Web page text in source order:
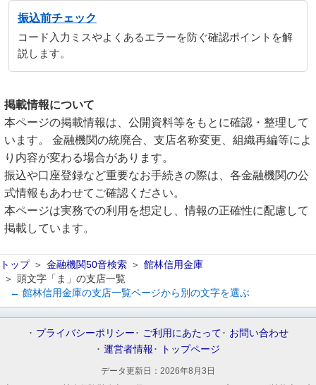
振込前チェック
コード入力ミスやよくあるエラーを防ぐ確認ポイントを解
説します。
掲載情報について
本ページの掲載情報は、公開資料等をもとに確認・整理して
います。 金融機関の統廃合、支店名称変更、組織再編等によ
り内容が変わる場合があります。
振込や口座登録など重要なお手続きの際は、各金融機関の公
式情報もあわせてご確認ください。
本ページは実務での利用を想定し、情報の正確性に配慮して
掲載しています。
トップ 金融機関50音検索
館林信用金庫
頭文字「ま」の支店一覧
← 館林信用金庫の支店一覧ページから別の文字を選ぶ
プライバシーポリシー ご利用にあたって
お問い合わせ
運営者情報
トップページ
データ更新日： 2026年8月3日